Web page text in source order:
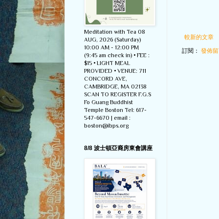
較新的文章
訂閱： 發佈
Meditation with Tea 08
AUG, 2026 (Saturday)
10:00 AM - 12:00 PM
(9:45 am check in) • FEE :
$15 • LIGHT MEAL
PROVIDED • VENUE: 711
CONCORD AVE,
CAMBRIDGE, MA 02138
SCAN TO REGISTER F.G.S
Fo Guang Buddhist
Temple Boston Tel: 617-
547-6670 | email :
boston@ibps.org
8/8 波士頓亞裔房東會講座